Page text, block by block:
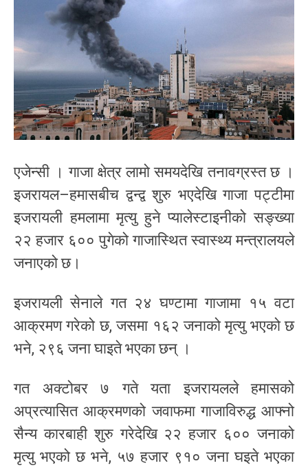
एजेन्सी । गाजा क्षेत्र लामो समयदेखि तनावग्रस्त छ ।
इजरायल–हमासबीच द्वन्द्व शुरु भएदेखि गाजा पट्टीमा
इजरायली हमलामा मृत्यु हुने प्यालेस्टाइनीको सङ्ख्या
२२ हजार ६०० पुगेको गाजास्थित स्वास्थ्य मन्त्रालयले
जनाएको छ।
इजरायली सेनाले गत २४ घण्टामा गाजामा १५ वटा
आक्रमण गरेको छ, जसमा १६२ जनाको मृत्यु भएको छ
भने, २९६ जना घाइते भएका छन् ।
गत अक्टोबर ७ गते यता इजरायलले हमासको
अप्रत्यासित आक्रमणको जवाफमा गाजाविरुद्ध आफ्नो
सैन्य कारबाही शुरु गरेदेखि २२ हजार ६०० जनाको
मृत्यु भएको छ भने, ५७ हजार ९१० जना घइते भएका